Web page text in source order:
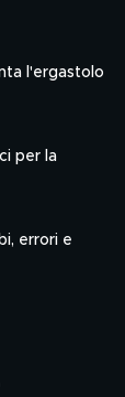
l'ergastolo
per la
errori e